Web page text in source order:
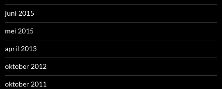
juni 2015
mei 2015
april 2013
oktober 2012
oktober 2011